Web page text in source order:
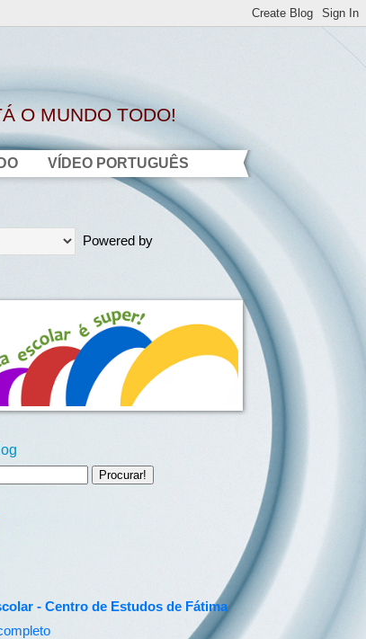
O MUNDO TODO!
VÍDEO PORTUGUÊS
Powered by
- Centro de Estudos de Fátima